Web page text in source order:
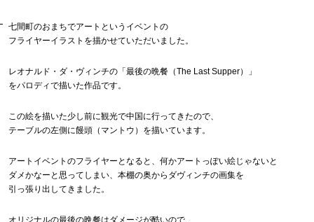
七間町のおまちでアートというイベントの
フライヤーイラストを描かせていただいました。
レオナルド・ダ・ヴィンチの「最後の晩餐（The Last Supper）」
をパロディで描いた作品です。
この絵を描いた少し前に観光で中国に行ってきたので、
テーブルの左側に饅頭（マントウ）を描いています。
アートイベントのフライヤーとなると、何かアートっぽい絵じゃないと
ダメかなーと思ってしまい、本棚の奥からダヴィンチの画集を
引っ張り出してきました。
オリジナルの最後の晩餐はダメージが酷いので、